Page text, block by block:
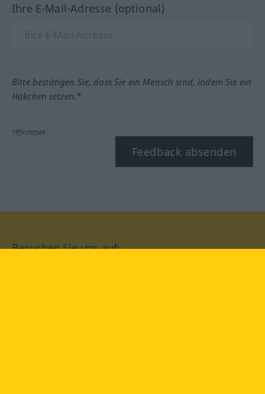
Ihre E-Mail-Adresse (optional)
Bitte bestätigen Sie, dass Sie ein Mensch sind, indem Sie ein
Häkchen setzen.*
*Pflichtfeld
Feedback absenden
Besuchen Sie uns auf: